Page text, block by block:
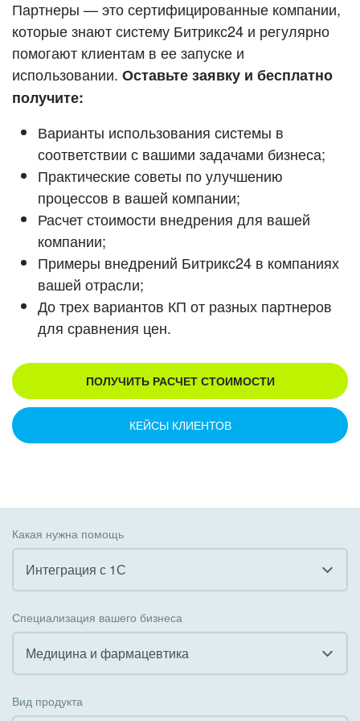
ВХОД
ВХОД
Смотреть видеокейсы
Партнеры — это сертифицированные компании,
которые знают систему Битрикс24 и регулярно
помогают клиентам в ее запуске и
использовании. Оставьте заявку и бесплатно
получите:
Варианты использования системы в
соответствии с вашими задачами бизнеса;
Практические советы по улучшению
процессов в вашей компании;
Расчет стоимости внедрения для вашей
компании;
Примеры внедрений Битрикс24 в компаниях
вашей отрасли;
До трех вариантов КП от разных партнеров
для сравнения цен.
ПОЛУЧИТЬ РАСЧЕТ СТОИМОСТИ
КЕЙСЫ КЛИЕНТОВ
Какая нужна помощь
Интеграция с 1С
Внедрение КЭДО
Интеграция с 1С
Специализация вашего бизнеса
Медицина и фармацевтика
Вид продукта